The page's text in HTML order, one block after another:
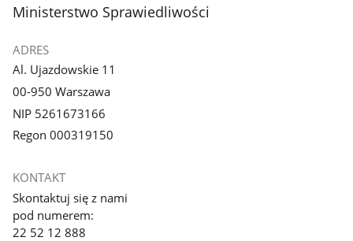
stopka
Ministerstwo Sprawiedliwości
ADRES
Al. Ujazdowskie 11
00-950 Warszawa
NIP 5261673166
Regon 000319150
KONTAKT
Skontaktuj się z nami
pod numerem:
22 52 12 888